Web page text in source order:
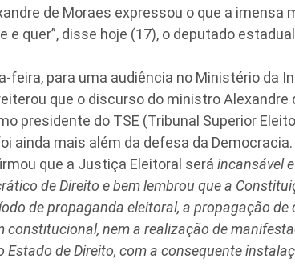
de Moraes expressou o que a imensa
e quer”, disse hoje (17), o deputado
feira, para uma audiência no Ministério da
que o discurso do ministro Alexandre
presidente do TSE (Tribunal Superior
ainda mais além da defesa da
que a Justiça Eleitoral será incansável
de Direito e bem lembrou que a
de propaganda eleitoral, a propagação de
constitucional, nem a realização de
de Direito, com a consequente